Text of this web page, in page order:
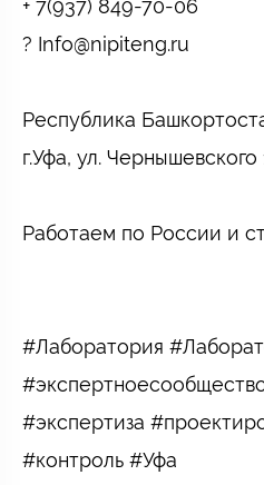
+ 7(937) 849-70-06 ⠀
? Info@nipiteng.ru
Республика
г.Уфа, ул. Чернышевского
Работаем по России и
#Лаборатория
#экспертиза
#контроль #Уфа ⠀